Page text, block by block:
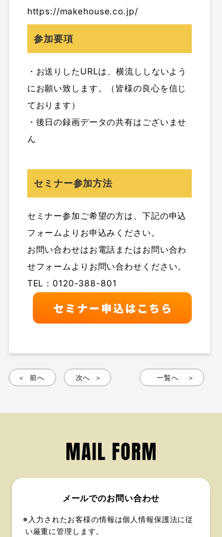
https://makehouse.co.jp/
参加要項
・お送りしたURLは、横流ししないよう
にお願い致します。（皆様の良心を信じ
ております）
・後日の録画データの共有はございませ
ん
セミナー参加方法
セミナー参加ご希望の方は、下記の申込
フォームよりお申込みください。
お問い合わせはお電話またはお問い合わ
せフォームよりお問い合わせください。
TEL：0120-388-801
一覧へ
前へ 次へ
メールでのお問い合わせ
※入力されたお客様の情報は個人情報保護法に従
い厳重に管理します。